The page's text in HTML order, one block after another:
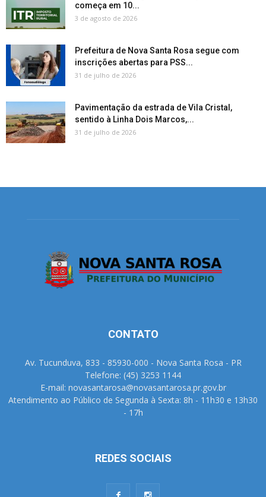
começa em 10...
3 de agosto de 2026
Prefeitura de Nova Santa Rosa segue com
inscrições abertas para PSS...
31 de julho de 2026
Pavimentação da estrada de Vila Cristal,
sentido à Linha Dois Marcos,...
31 de julho de 2026
CONTATO
Av. Tucunduva, 833 - 85930-000 - Nova Santa Rosa - PR
Telefone: (45) 3253 1144
E-mail: novasantarosa@novasantarosa.pr.gov.br
Atendimento ao Público de Segunda à Sexta: 8h - 11h30 e 13h30
- 17h
REDES SOCIAIS